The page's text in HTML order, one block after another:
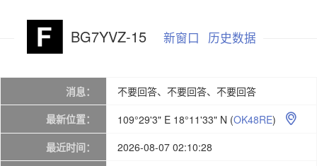
BG7YVZ-15 新窗口 历史数据
消息：
不要回答、不要回答、不要回答
最新位置：
109°29'3" E 18°11'33" N (OK48RE) 
最近时间：
2026-08-07 02:10:28